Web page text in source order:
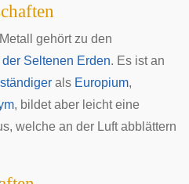
gehört zu den
der Seltenen Erden. Es ist an
als Europium,
, bildet aber leicht eine
welche an der Luft abblättern